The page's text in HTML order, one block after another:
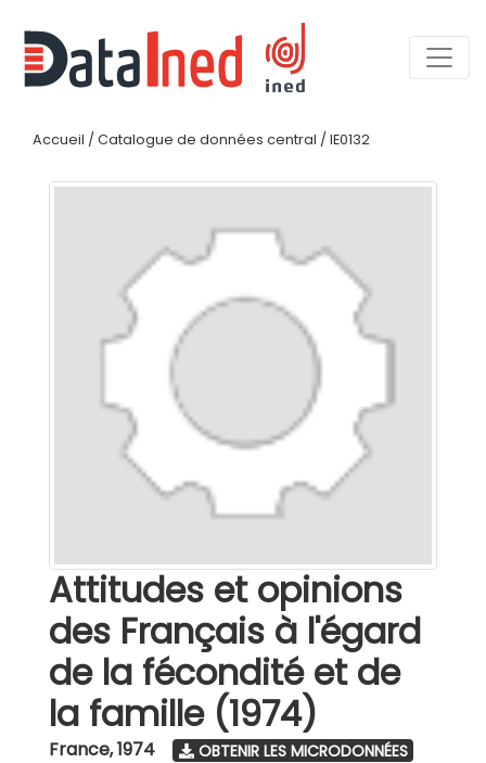
Accueil / Catalogue de données central / IE0132
Attitudes et opinions
des Français à l'égard
de la fécondité et de
la famille (1974)
France,1974 OBTENIR LES MICRODONNÉES